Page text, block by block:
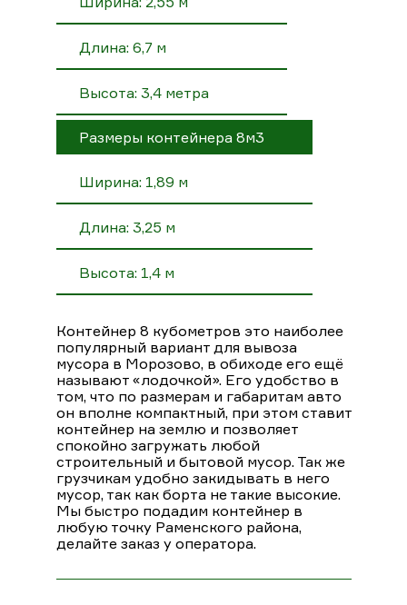
Длина: 6,7 м
Высота: 3,4 метра
Размеры контейнера 8м3
Ширина: 1,89 м
Длина: 3,25 м
Высота: 1,4 м
Контейнер 8 кубометров это наиболее
популярный вариант для вывоза
мусора в Морозово, в обиходе его ещё
называют «лодочкой». Его удобство в
том, что по размерам и габаритам авто
он вполне компактный, при этом ставит
контейнер на землю и позволяет
спокойно загружать любой
строительный и бытовой мусор. Так же
грузчикам удобно закидывать в него
мусор, так как борта не такие высокие.
Мы быстро подадим контейнер в
любую точку Раменского района,
делайте заказ у оператора.